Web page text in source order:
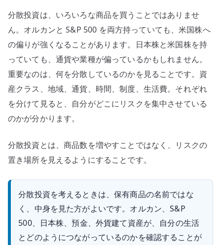
分散投資は、いろいろな商品を買うことではありませ
ん。オルカンと S&P 500 を両方持っていても、米国株へ
の偏りが強くなることがあります。日本株と米国株を持
っていても、通貨や業種が偏っているかもしれません。
重要なのは、何を分散しているのかを見ることです。資
産クラス、地域、通貨、時間、制度、生活費。それぞれ
を分けて見ると、自分がどこにリスクを集中させている
のかが分かります。
分散投資とは、商品数を増やすことではなく、リスクの
置き場所を見えるようにすることです。
分散投資を考えるときは、保有商品の名前ではな
く、中身を見た方がよいです。オルカン、S&P
500、日本株、預金、外貨建て資産が、自分の生活
とどのようにつながっているのかを確認することが